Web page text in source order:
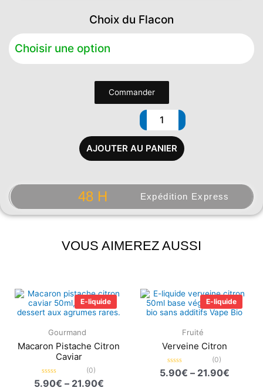
Choix du Flacon
AJOUTER AU PANIER
Commander
48 H Expédition Express
VOUS AIMEREZ AUSSI
E-liquide
Gourmand
Macaron Pistache Citron
Caviar
Note
(0)
5.90€ – 21.90€
de
prix :
5.90€
à
21.90€
E-liquide
Fruité
Verveine Citron
Note
0
(0)
5.90€ – 21.90€
de
prix :
5.90€
à
21.90€